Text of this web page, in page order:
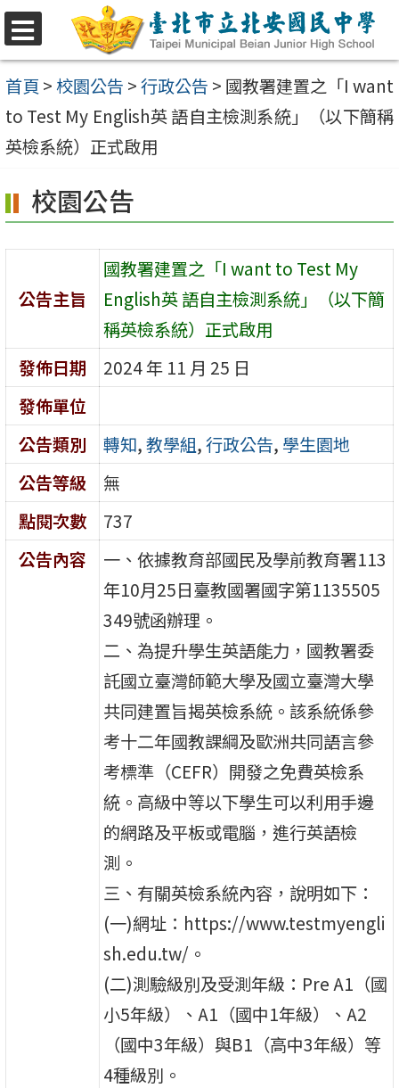
選
單
跳
至
主
要
內
區
首頁 >校園公告 >行政公告 > 國教署建置之「I want
to Test My English英 語自主檢測系統」（以下簡稱
英檢系統）正式啟用
校園公告
公告主旨
國教署建置之「I want to Test My
English英 語自主檢測系統」（以下簡
稱英檢系統）正式啟用
發佈日期
2024 年 11 月 25 日
發佈單位
公告類別
轉知,教學組,行政公告, 學生園地
公告等級
無
點閱次數
737
公告內容
一、依據教育部國民及學前教育署113
年10月25日臺教國署國字第1135505
349號函辦理。
二、為提升學生英語能力，國教署委
託國立臺灣師範大學及國立臺灣大學
共同建置旨揭英檢系統。該系統係參
考十二年國教課綱及歐洲共同語言參
考標準（CEFR）開發之免費英檢系
統。高級中等以下學生可以利用手邊
的網路及平板或電腦，進行英語檢
測。
三、有關英檢系統內容，說明如下：
(一)網址：https://www.testmyengli
sh.edu.tw/。
(二)測驗級別及受測年級：Pre A1（國
小5年級）、A1（國中1年級）、A2
（國中3年級）與B1（高中3年級）等
4種級別。